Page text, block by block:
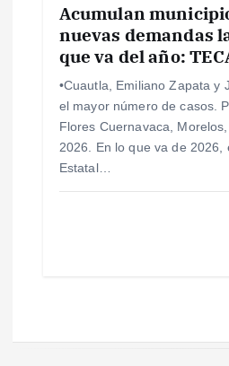
Acumulan
nuevas demandas
que va del año:
•Cuautla, Emiliano Zapata y
el mayor número de casos.
Flores Cuernavaca,
2026. En lo que va de 2026,
Estatal…